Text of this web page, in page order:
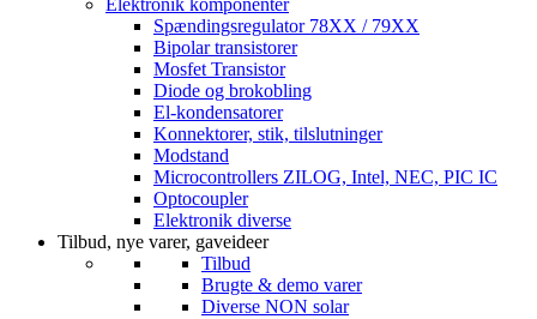
Elektronik komponenter
Spændingsregulator 78XX / 79XX
Bipolar transistorer
Mosfet Transistor
Diode og brokobling
El-kondensatorer
Konnektorer, stik, tilslutninger
Modstand
Microcontrollers ZILOG, Intel, NEC, PIC IC
Optocoupler
Elektronik diverse
Tilbud, nye varer, gaveideer
Tilbud
Brugte & demo varer
Diverse NON solar